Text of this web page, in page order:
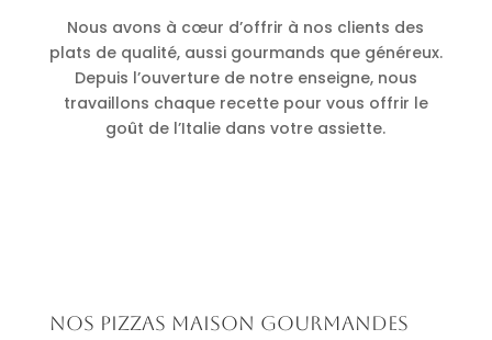
Nous avons à cœur d’offrir à nos clients des
plats de qualité, aussi gourmands que généreux.
Depuis l’ouverture de notre enseigne, nous
travaillons chaque recette pour vous offrir le
goût de l’Italie dans votre assiette.
Nos pizzas maison gourmandes